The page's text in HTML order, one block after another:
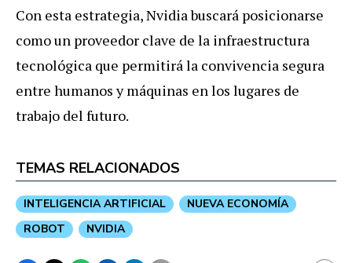
Con esta estrategia, Nvidia buscará posicionarse
como un proveedor clave de la infraestructura
tecnológica que permitirá la convivencia segura
entre humanos y máquinas en los lugares de
trabajo del futuro.
TEMAS RELACIONADOS
INTELIGENCIA ARTIFICIAL
NUEVA ECONOMÍA
ROBOT
NVIDIA